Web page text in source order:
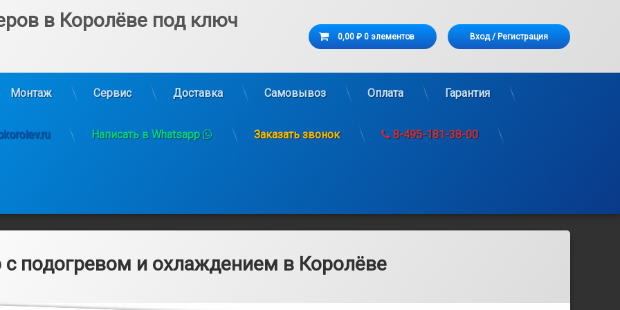
в Королёве под ключ Корзина
0,00 ₽ 0 элементов Вход/ Регистрация
Монтаж Сервис Доставка Самовывоз Оплата Гарантия
Написать в Whatsapp Заказать звонок 8-495-181-38-00
с подогревом и охлаждением в Королёве